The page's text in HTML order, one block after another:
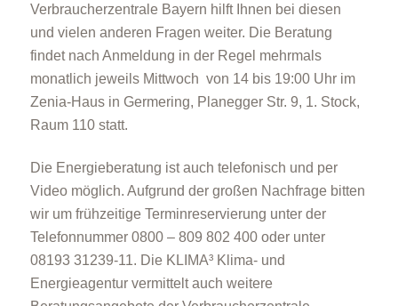
Verbraucherzentrale Bayern hilft Ihnen bei diesen
und vielen anderen Fragen weiter. Die Beratung
findet nach Anmeldung in der Regel mehrmals
monatlich jeweils Mittwoch von 14 bis 19:00 Uhr im
Zenia-Haus in Germering, Planegger Str. 9, 1. Stock,
Raum 110 statt.
Die Energieberatung ist auch telefonisch und per
Video möglich. Aufgrund der großen Nachfrage bitten
wir um frühzeitige Terminreservierung unter der
Telefonnummer 0800 – 809 802 400 oder unter
08193 31239-11. Die KLIMA³ Klima- und
Energieagentur vermittelt auch weitere